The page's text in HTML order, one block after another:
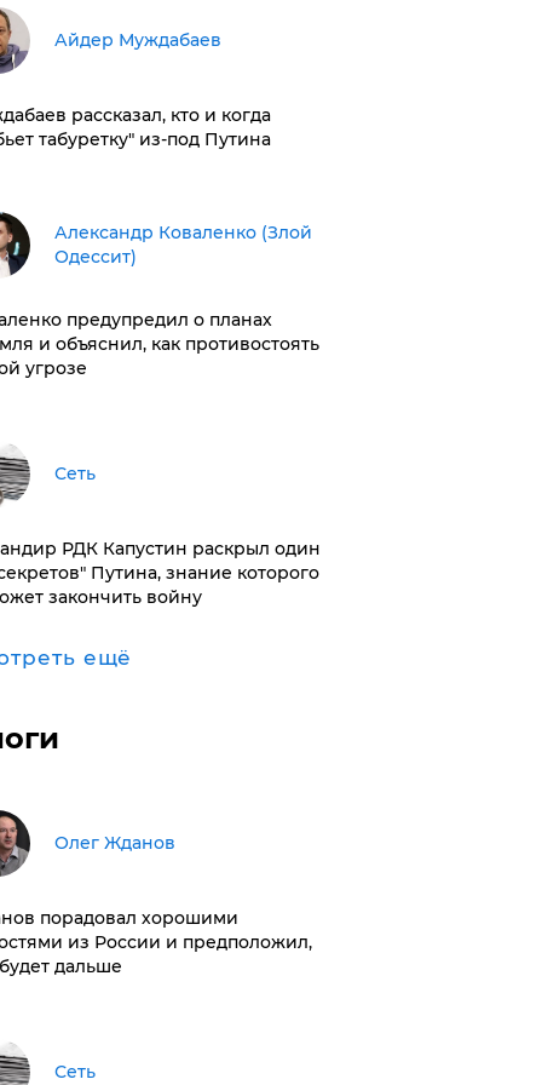
Айдер Муждабаев
рассказал, кто и когда
табуретку" из-под Путина
Александр Коваленко (Злой
Одессит)
предупредил о планах
и объяснил, как противостоять
угрозе
Сеть
РДК Капустин раскрыл один
Путина, знание которого
закончить войну
ещё
Олег Жданов
порадовал хорошими
из России и предположил,
дальше
Сеть